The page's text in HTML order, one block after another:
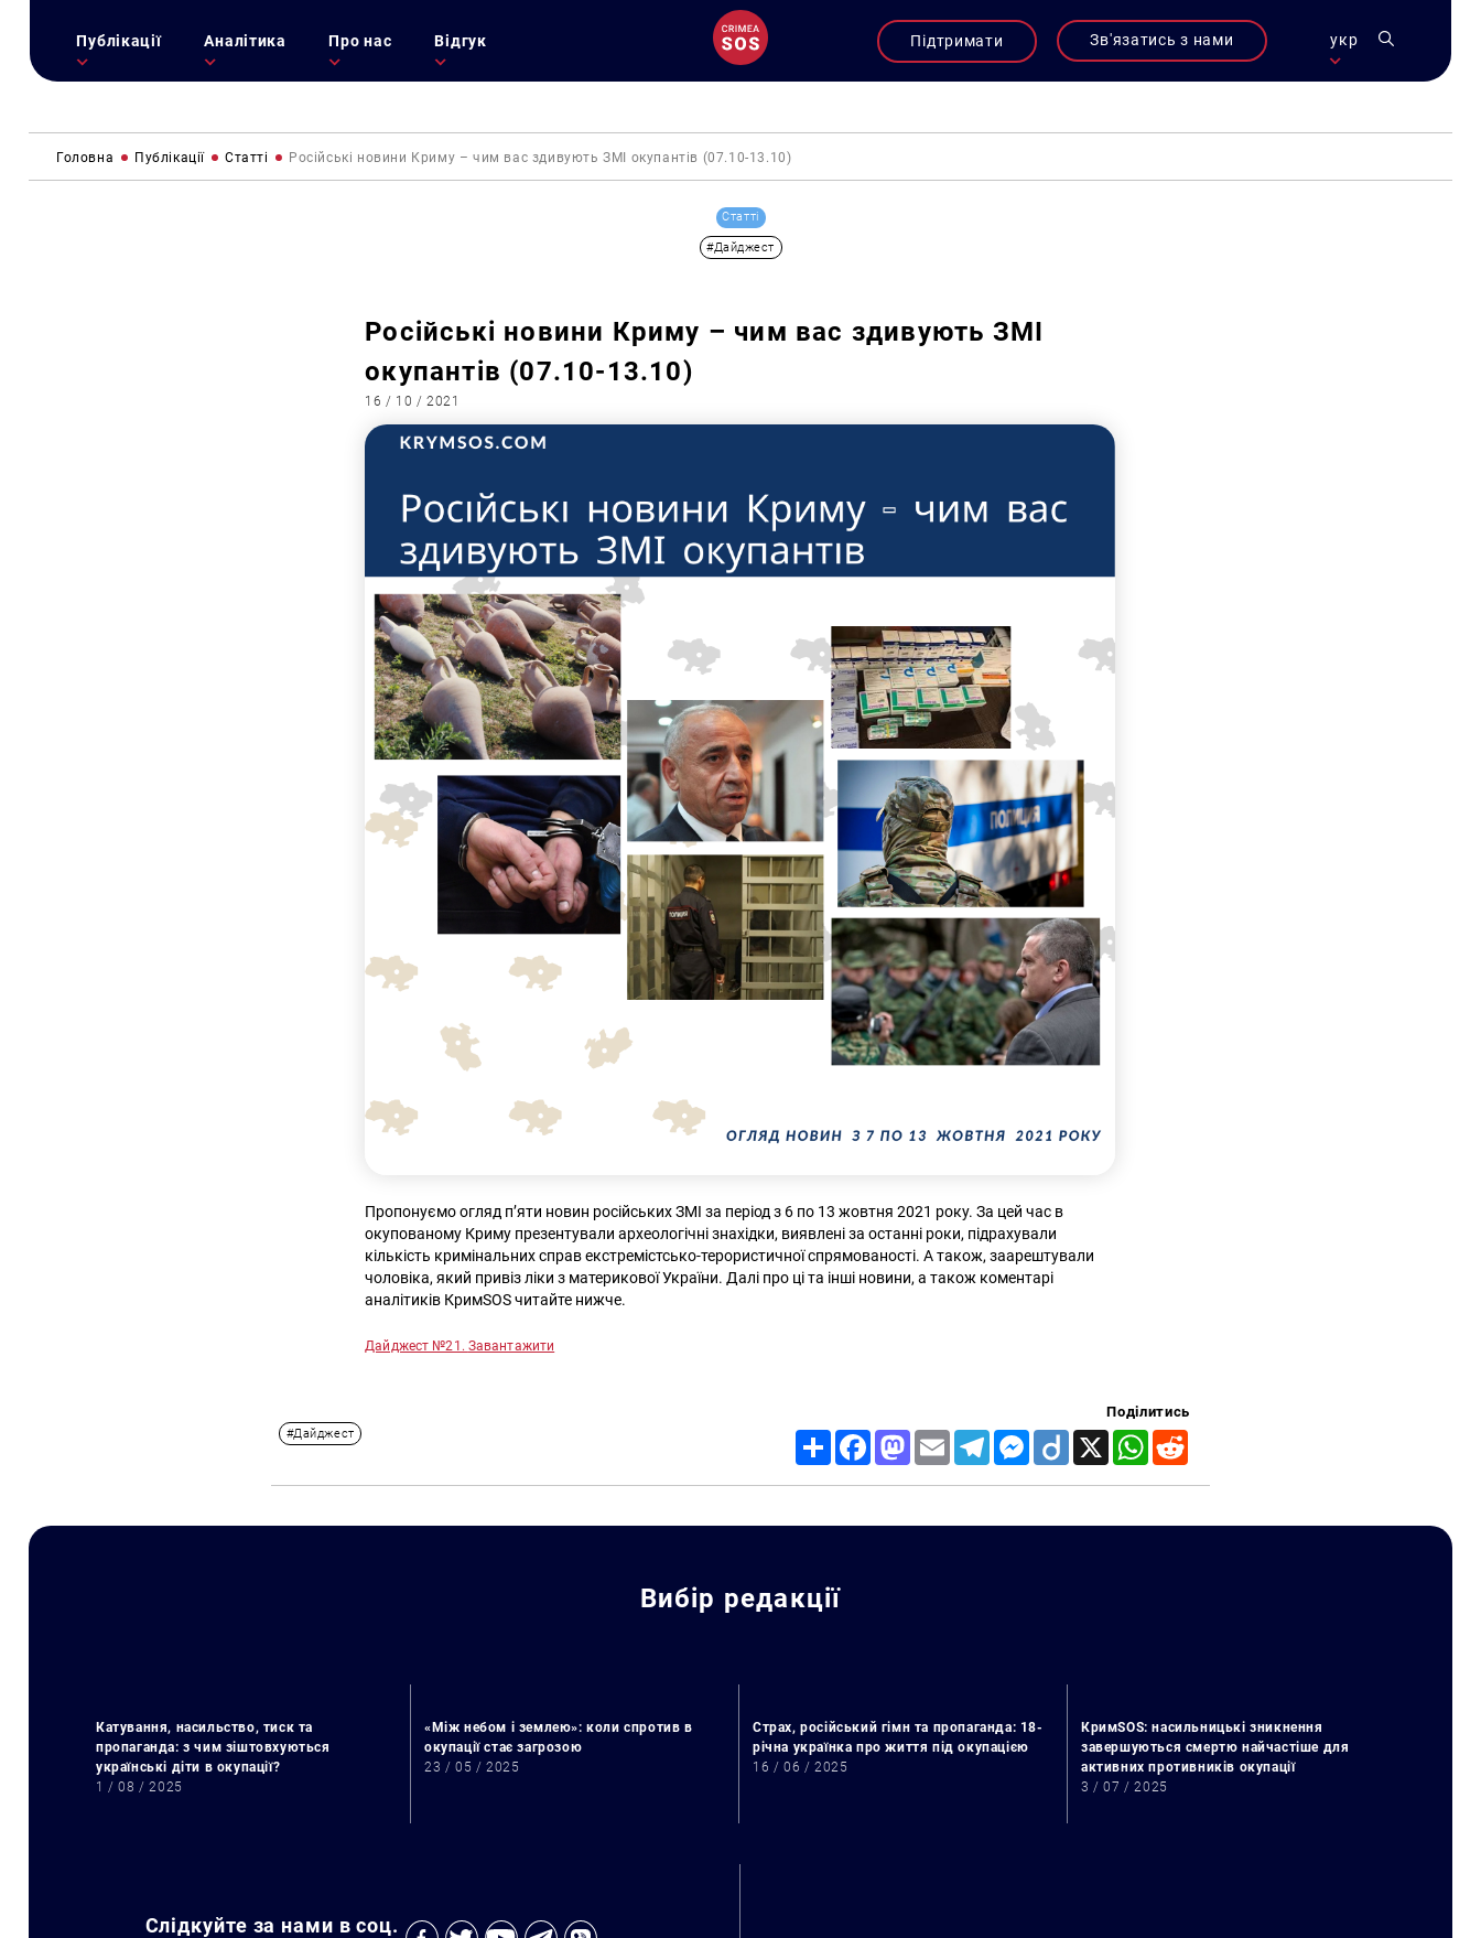
Публікації Аналітика Про нас Відгук Підтримати Зв'язатись з нами укр
Головна Публікації Статті Російські новини Криму – чим вас здивують ЗМІ окупантів (07.10-13.10)
Статті
#Дайджест
Російські новини Криму – чим вас здивують ЗМІ
окупантів (07.10-13.10)
16 / 10 / 2021
Пропонуємо огляд п’яти новин російських ЗМІ за період з 6 по 13 жовтня 2021 року. За цей час в
окупованому Криму презентували археологічні знахідки, виявлені за останні роки, підрахували
кількість кримінальних справ екстремістсько-терористичної спрямованості. А також, заарештували
чоловіка, який привіз ліки з материкової України. Далі про ці та інші новини, а також коментарі
аналітиків КримSOS читайте нижче.
Дайджест №21. Завантажити
#Дайджест
Поділитись
Share FacebookMastodon
Email TelegramMessenger
Diigo X WhatsApp
Вибір редакції
Катування, насильство, тиск та
пропаганда: з чим зіштовхуються
українські діти в окупації?
1 / 08 / 2025
«Між небом і землею»: коли спротив в
окупації стає загрозою
23 / 05 / 2025
Страх, російський гімн та пропаганда: 18-
річна українка про життя під окупацією
16 / 06 / 2025
КримSOS: насильницькі зникнення
завершуються смертю найчастіше для
активних противників окупації
3 / 07 / 2025
Слідкуйте за нами в соц.